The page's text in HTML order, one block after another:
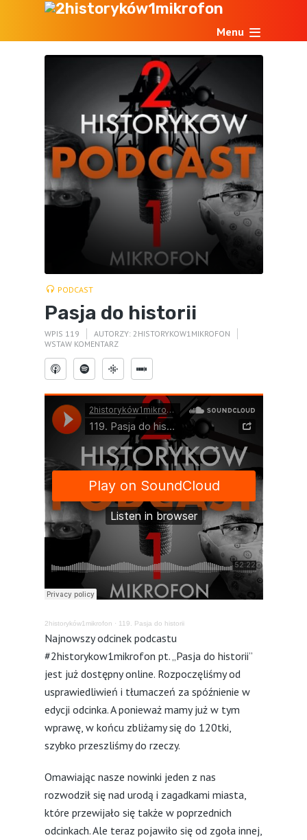
Menu
PODCAST
Pasja do historii
WPIS 119 AUTORZY: 2HISTORYKOW1MIKROFON
WSTAW KOMENTARZ
2historyków1mikrofon · 119. Pasja do historii
Najnowszy odcinek podcastu
#2historykow1mikrofon pt. „Pasja do historii”
jest już dostępny online. Rozpoczęliśmy od
usprawiedliwień i tłumaczeń za spóźnienie w
edycji odcinka. A ponieważ mamy już w tym
wprawę, w końcu zbliżamy się do 120tki,
szybko przeszliśmy do rzeczy.
Omawiając nasze nowinki jeden z nas
rozwodził się nad urodą i zagadkami miasta,
które przewijało się także w poprzednich
odcinkach. Ale teraz pojawiło się od zgoła innej,